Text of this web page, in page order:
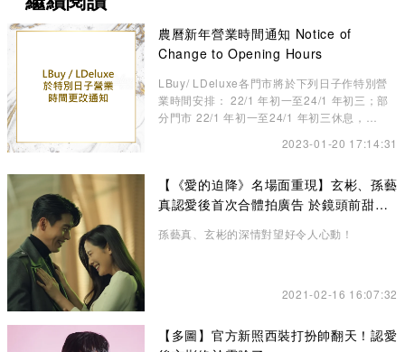
農曆新年營業時間通知 Notice of
Change to Opening Hours
LBuy/ LDeluxe各門市將於下列日子作特別營
業時間安排： 22/1 年初一至24/1 年初三；部
分門市 22/1 年初一至24/1 年初三休息，
2023-01-20 17:14:31
【《愛的迫降》名場面重現】玄彬、孫藝
真認愛後首次合體拍廣告 於鏡頭前甜蜜
孫藝真、玄彬的深情對望好令人心動！
2021-02-16 16:07:32
【多圖】官方新照西裝打扮帥翻天！認愛